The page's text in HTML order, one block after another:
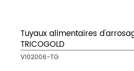
Tuyaux alimentaires
TRICOGOLD
V102006-TG